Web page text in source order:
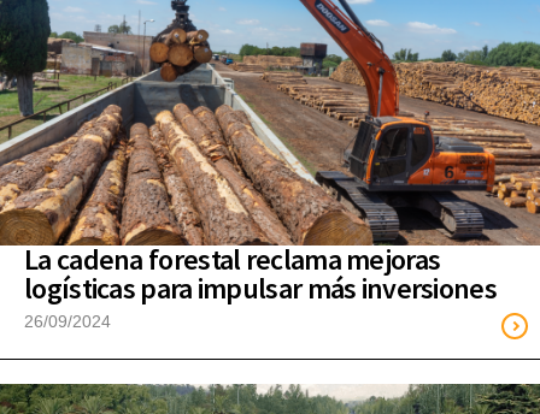
La cadena forestal reclama mejoras
logísticas para impulsar más inversiones
26/09/2024